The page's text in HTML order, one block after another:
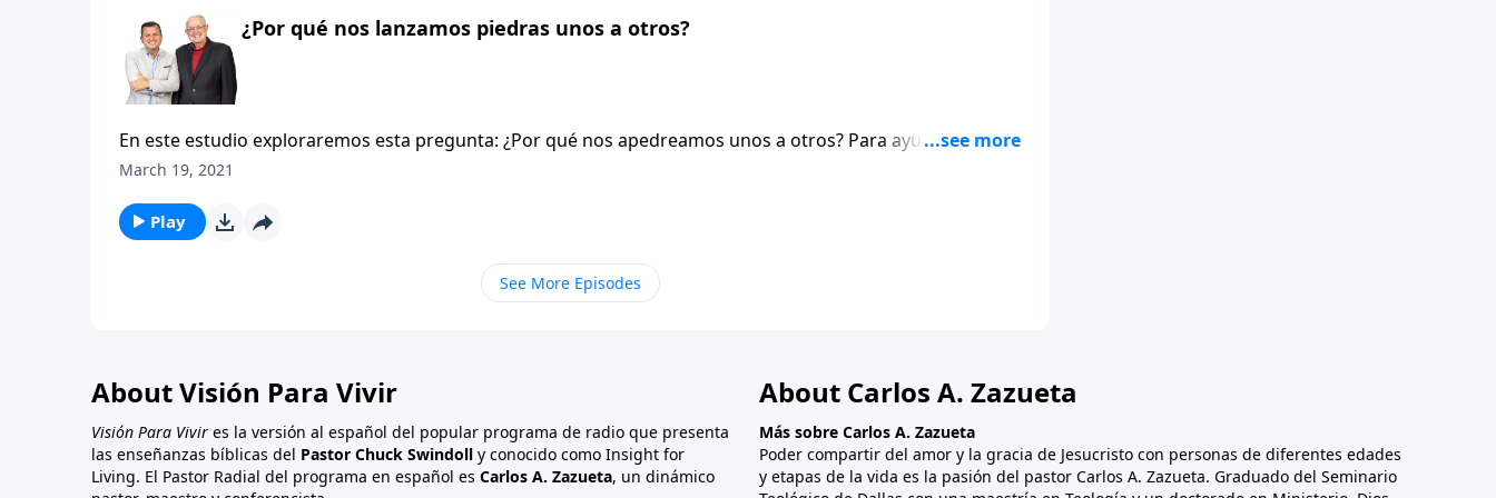
¿Por qué nos lanzamos piedras unos a otros?
En este estudio exploraremos esta pregunta: ¿Por qué nos apedreamos unos a otros? Para ayudarnos a
responder esta pregunta, vayamos a Efesios 4:25-32. En estos siete versículos, Pablo nos da cuatro
espiritual y agrega tres cosas que edifican verdaderamente al cuerpo de Cristo.
March 19, 2021
Play
See More Episodes
About Visión Para Vivir
Visión Para Vivir es la versión al español del popular programa de radio que presenta
las enseñanzas bíblicas del Pastor Chuck Swindoll y conocido como Insight for
Living. El Pastor Radial del programa en español es Carlos A. Zazueta, un dinámico
About Carlos A. Zazueta
Más sobre Carlos A. Zazueta
Poder compartir del amor y la gracia de Jesucristo con personas de diferentes edades
y etapas de la vida es la pasión del pastor Carlos A. Zazueta. Graduado del Seminario